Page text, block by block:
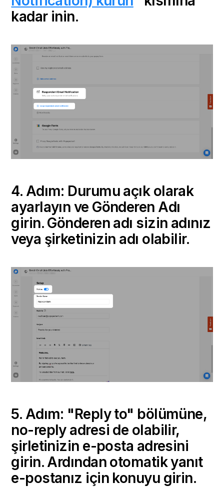
kadar inin.
4. Adım: Durumu açık olarak
ayarlayın ve Gönderen Adı
girin. Gönderen adı sizin adınız
veya şirketinizin adı olabilir.
5. Adım: "Reply to" bölümüne,
no-reply adresi de olabilir,
şirletinizin e-posta adresini
girin. Ardından otomatik yanıt
e-postanız için konuyu girin.